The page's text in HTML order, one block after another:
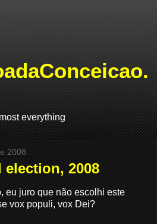
everything
2008
election, 2008
eu juro que não escolhi este
vox populi, vox Dei?